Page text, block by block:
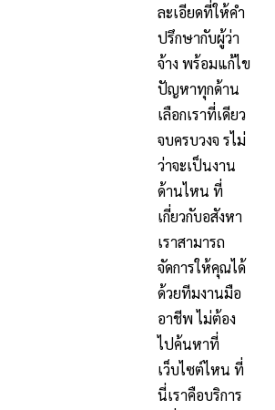
ละเอียดที่ให้คำ
ปรึกษากับผู้ว่า
จ้าง พร้อมแก้ไข
ปัญหาทุกด้าน
เลือกเราที่เดียว
จบครบวงจ รไม่
ว่าจะเป็นงาน
ด้านไหน ที่
เกี่ยวกับอสังหา
เราสามารถ
จัดการให้คุณได้
ด้วยทีมงานมือ
อาชีพ ไม่ต้อง
ไปค้นหาที่
เว็บไซต์ไหน ที่
นี่เราคือบริการ